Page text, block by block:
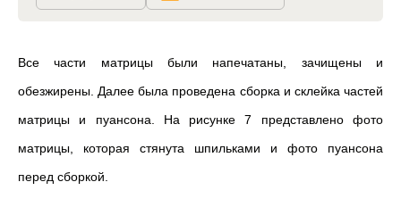
Все части матрицы были напечатаны, зачищены и
обезжирены. Далее была проведена сборка и склейка частей
матрицы и пуансона. На рисунке 7 представлено фото
матрицы, которая стянута шпильками и фото пуансона
перед сборкой.